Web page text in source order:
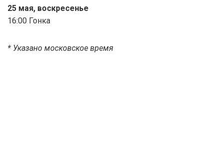
25 мая, воскресенье
16:00 Гонка
* Указано московское время